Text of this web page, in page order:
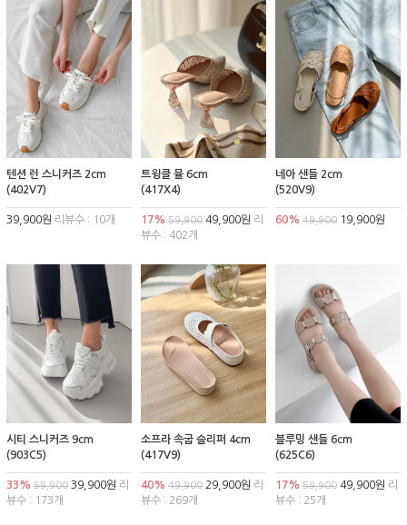
텐션 런 스니커즈 2cm
(402V7)
39,900원 리뷰수 : 10개
트윙클 뮬 6cm
(417X4)
17% 59,90049,900원 리
뷰수 : 402개
네아 샌들 2cm
(520V9)
60% 49,90019,900원
시티 스니커즈 9cm
(903C5)
33% 59,900 39,900원 리
뷰수 : 173개
소프라 속굽 슬리퍼 4cm
(417V9)
40% 49,90029,900원 리
뷰수 : 269개
블루밍 샌들 6cm
(625C6)
17% 59,90049,900원 리
뷰수 : 25개